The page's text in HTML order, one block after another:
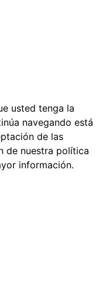
usted tenga la
navegando está
de las
de nuestra política
información.